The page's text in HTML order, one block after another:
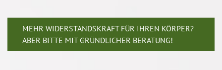
MEHR WIDERSTANDSKRAFT FÜR IHREN KÖRPER?
ABER BITTE MIT GRÜNDLICHER BERATUNG!